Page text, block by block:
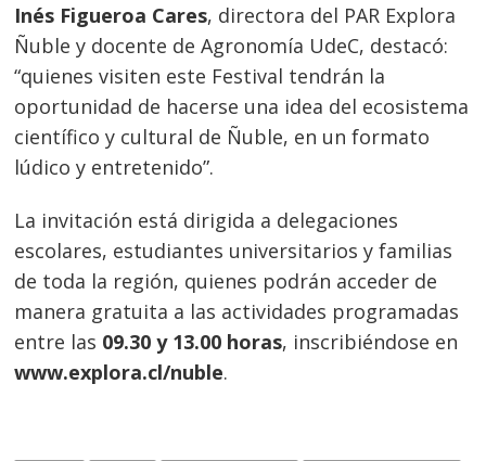
Inés Figueroa Cares, directora del PAR Explora
Ñuble y docente de Agronomía UdeC, destacó:
“quienes visiten este Festival tendrán la
oportunidad de hacerse una idea del ecosistema
científico y cultural de Ñuble, en un formato
lúdico y entretenido”.
La invitación está dirigida a delegaciones
escolares, estudiantes universitarios y familias
de toda la región, quienes podrán acceder de
manera gratuita a las actividades programadas
entre las 09.30 y 13.00 horas, inscribiéndose en
www.explora.cl/nuble.